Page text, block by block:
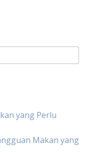
yang Perlu
Makan yang